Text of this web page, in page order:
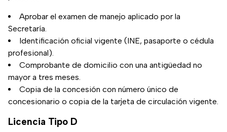
Aprobar el examen de manejo aplicado por la
Secretaría.
Identificación oficial vigente (INE, pasaporte o cédula
profesional).
Comprobante de domicilio con una antigüedad no
mayor a tres meses.
Copia de la concesión con número único de
concesionario o copia de la tarjeta de circulación vigente.
Licencia Tipo D